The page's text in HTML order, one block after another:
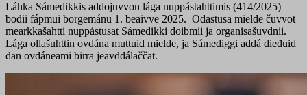
Láhka Sámedikkis addojuvvon lága nuppástahttimis (414/2025)
bođii fápmui borgemánu 1. beaivve 2025. Ođastusa mielde čuvvot
mearkkašahtti nuppástusat Sámedikki doibmii ja organisašuvdnii.
Lága ollašuhttin ovdána muttuid mielde, ja Sámediggi addá dieđuid
dan ovdáneami birra jeavddálaččat.